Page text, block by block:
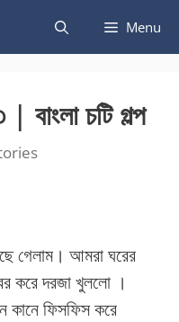
Menu
বাংলা চটি গল্প
গেলাম। আমরা ঘরের
করে দরজা খুললো ।
কানে ফিসফিস করে